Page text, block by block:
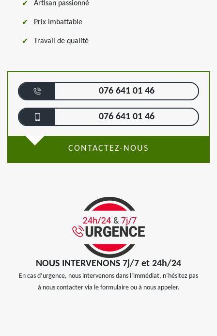
Artisan passionné
Prix imbattable
Travail de qualité
076 641 01 46
076 641 01 46
CONTACTEZ-NOUS
NOUS INTERVENONS 7j/7 et 24h/24
En cas d’urgence, nous intervenons dans l’immédiat, n’hésitez pas
à nous contacter via le formulaire ou à nous appeler.